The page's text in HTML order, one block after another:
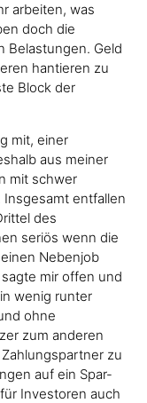
arbeiten, was
doch die
Belastungen. Geld
hantieren zu
Block der
mit, einer
aus meiner
mit schwer
entfallen
des
seriös wenn die
Nebenjob
mir offen und
wenig runter
ohne
zum anderen
zu
auf ein Spar-
Investoren auch